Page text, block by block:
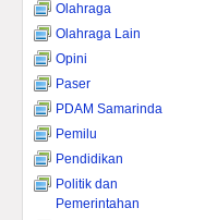
Olahraga
Olahraga Lain
Opini
Paser
PDAM Samarinda
Pemilu
Pendidikan
Politik dan
Pemerintahan